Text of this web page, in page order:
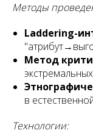
Методы
Laddering-
Метод
в
Технологии: